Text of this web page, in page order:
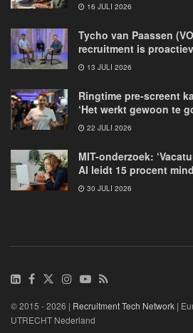
16 JULI 2026
Tycho van Paassen
recruitment is
13 JULI 2026
Ringtime pre-screent
‘Het werkt gewoon te
22 JULI 2026
MIT-onderzoek:
AI leidt 15 procent
30 JULI 2026
© 2015 - 2026 | Recruitment Tech Network |
UTRECHT Nederland